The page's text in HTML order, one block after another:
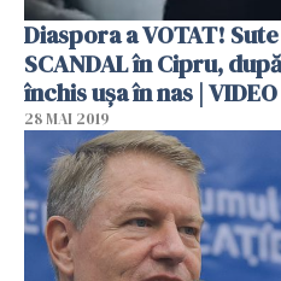
Diaspora a VOTAT!
SCANDAL în Cipru,
închis ușa în nas | VIDEO
28 MAI 2019